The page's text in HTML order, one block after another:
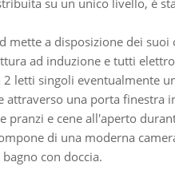
su un unico livello, è
mette a disposizione dei
ad induzione e tutti
letti singoli eventualmente
attraverso una porta finestra
pranzi e cene all'aperto
di una moderna
con doccia.